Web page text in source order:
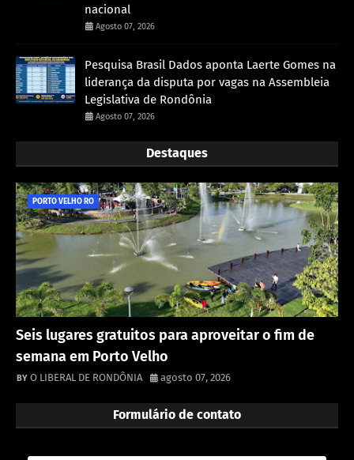
nacional
Agosto 07, 2026
Pesquisa Brasil Dados aponta Laerte Gomes na
liderança da disputa por vagas na Assembleia
Legislativa de Rondônia
Agosto 07, 2026
Destaques
PORTO VELHO RO
Seis lugares gratuitos para aproveitar o fim de
semana em Porto Velho
O LIBERAL DE RONDÔNIA agosto 07, 2026
Formulário de contato